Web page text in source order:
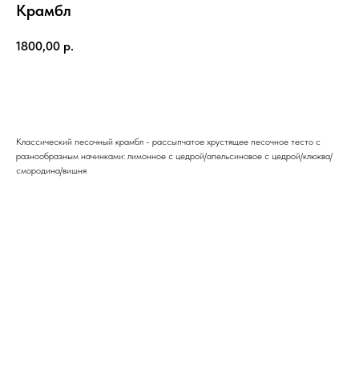
Крамбл
1800,00 р.
Классический песочный крамбл - рассыпчатое хрустящее песочное тесто с
разнообразным начинками: лимонное с цедрой/апельсиновое с цедрой/клюква/
смородина/вишня